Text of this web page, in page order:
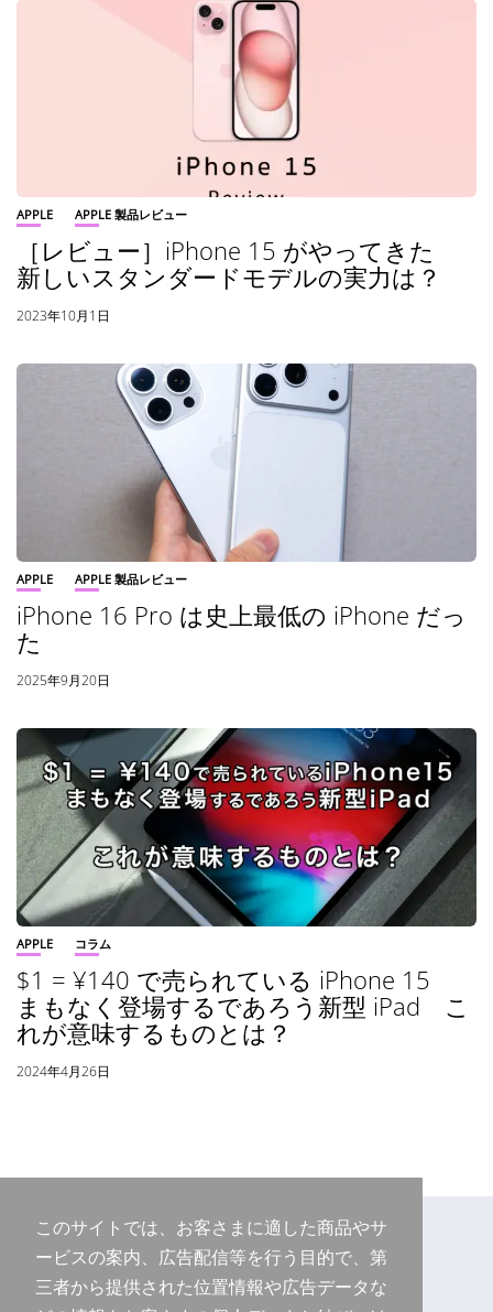
APPLE APPLE 製品レビュー
［レビュー］iPhone 15 がやってきた
新しいスタンダードモデルの実力は？
2023年10月1日
APPLE APPLE 製品レビュー
iPhone 16 Pro は史上最低の iPhone だっ
た
2025年9月20日
APPLE コラム
$1 = ¥140 で売られている iPhone 15
まもなく登場するであろう新型 iPad こ
れが意味するものとは？
2024年4月26日
このサイトでは、お客さまに適した商品やサ
ービスの案内、広告配信等を行う目的で、第
三者から提供された位置情報や広告データな